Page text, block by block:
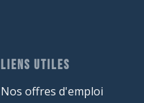
LIENS UTILES
Nos offres d'emploi